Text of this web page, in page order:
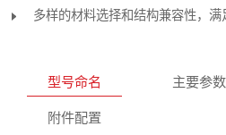
多样的材料选择和结构兼容性，
型号命名 主要参数
附件配置